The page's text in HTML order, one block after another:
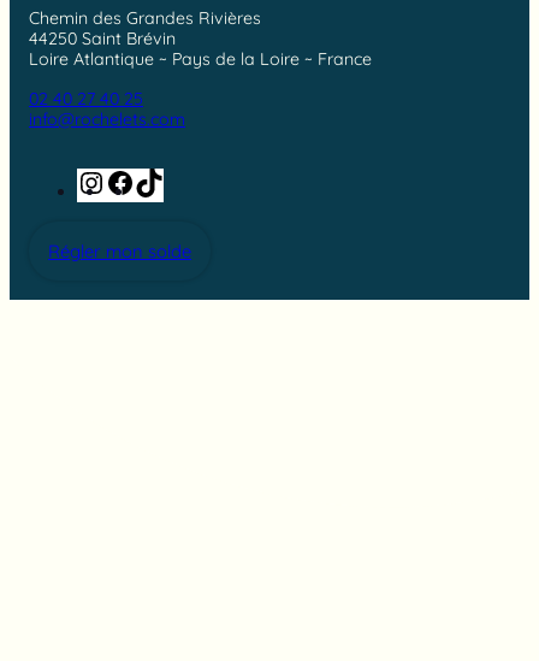
Chemin des Grandes Rivières
44250 Saint Brévin
Loire Atlantique ~ Pays de la Loire ~ France
02 40 27 40 25
info@rochelets.com
Instagram
Facebook
Régler mon solde